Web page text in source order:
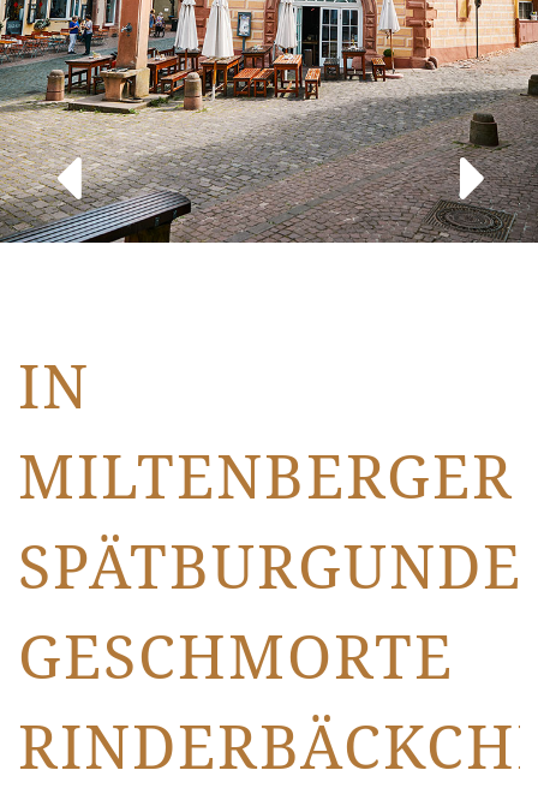
IN
MILTENBERGER
GESCHMORTE